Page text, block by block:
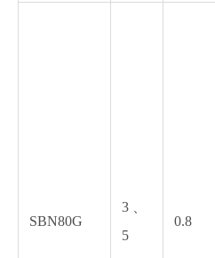
SBN80G
3 、
5
0.8